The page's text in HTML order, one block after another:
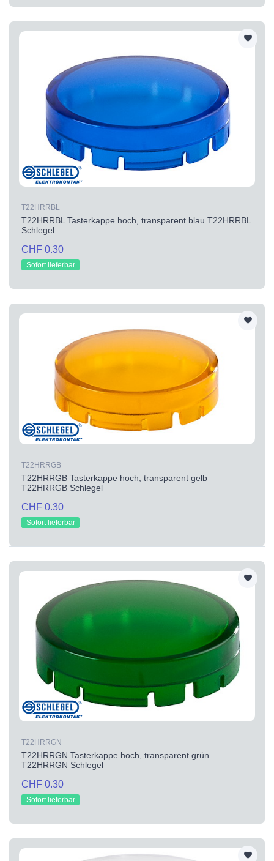
T22HRRBL
T22HRRBL Tasterkappe hoch, transparent blau T22HRRBL
Schlegel
CHF 0.30
Sofort lieferbar
T22HRRGB
T22HRRGB Tasterkappe hoch, transparent gelb
T22HRRGB Schlegel
CHF 0.30
Sofort lieferbar
T22HRRGN
T22HRRGN Tasterkappe hoch, transparent grün
T22HRRGN Schlegel
CHF 0.30
Sofort lieferbar